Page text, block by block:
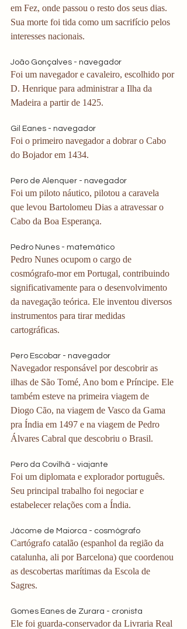
em Fez, onde passou o resto dos seus dias.
Sua morte foi tida como um sacrifício pelos
interesses nacionais.
João Gonçalves - navegador
Foi um navegador e cavaleiro, escolhido por
D. Henrique para administrar a Ilha da
Madeira a partir de 1425.
Gil Eanes - navegador
Foi o primeiro navegador a dobrar o Cabo
do Bojador em 1434.
Pero de Alenquer - navegador
Foi um piloto náutico, pilotou a caravela
que levou Bartolomeu Dias a atravessar o
Cabo da Boa Esperança.
Pedro Nunes - matemático
Pedro Nunes ocupom o cargo de
cosmógrafo-mor em Portugal, contribuindo
significativamente para o desenvolvimento
da navegação teórica. Ele inventou diversos
instrumentos para tirar medidas
cartográficas.
Pero Escobar - navegador
Navegador responsável por descobrir as
ilhas de São Tomé, Ano bom e Príncipe. Ele
também esteve na primeira viagem de
Diogo Cão, na viagem de Vasco da Gama
pra Índia em 1497 e na viagem de Pedro
Álvares Cabral que descobriu o Brasil.
Pero da Covilhã - viajante
Foi um diplomata e explorador português.
Seu principal trabalho foi negociar e
estabelecer relações com a Índia.
Jácome de Maiorca - cosmógrafo
Cartógrafo catalão (espanhol da região da
catalunha, ali por Barcelona) que coordenou
as descobertas marítimas da Escola de
Sagres.
Gomes Eanes de Zurara - cronista
Ele foi guarda-conservador da Livraria Real